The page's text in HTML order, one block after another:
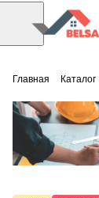
Главная Каталог